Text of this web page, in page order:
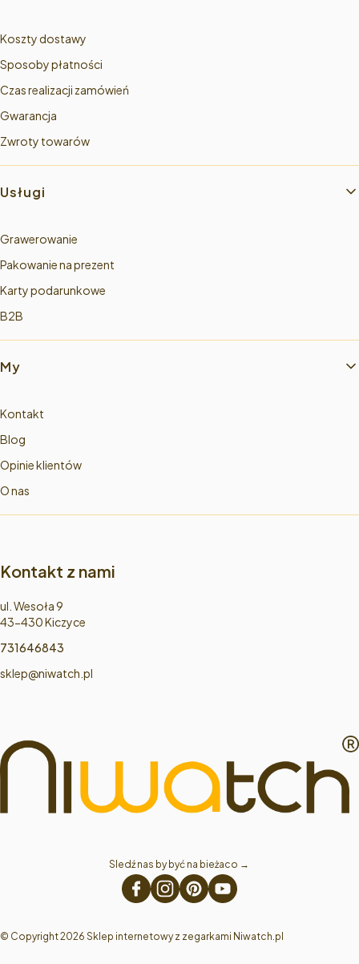
Koszty dostawy
Sposoby płatności
Czas realizacji zamówień
Gwarancja
Zwroty towarów
Usługi
Grawerowanie
Pakowanie na prezent
Karty podarunkowe
B2B
My
Kontakt
Blog
Opinie klientów
O nas
Kontakt z nami
Adres:
ul. Wesoła 9
43-430 Kiczyce
731646843
sklep@niwatch.pl
Sledź nas by być na bieżaco →
© Copyright 2026 Sklep internetowy z zegarkami Niwatch.pl